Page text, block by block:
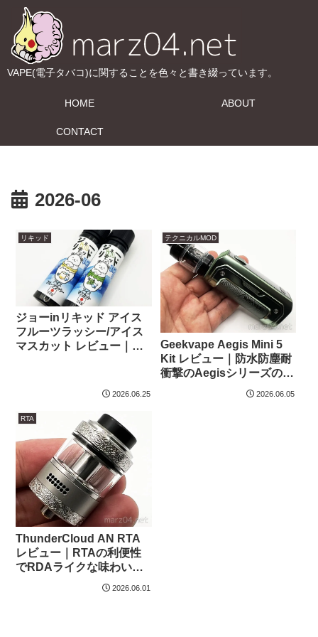
VAPE(電子タバコ)に関することを色々と書き綴っています。
HOME ABOUT
CONTACT
2026-06
リキッド
ジョーinリキッド アイス
フルーツラッシー/アイス
マスカット レビュー｜冷
2026.06.25
テクニカルMOD
Geekvape Aegis Mini 5
Kit レビュー｜防水防塵耐
衝撃のAegisシリーズの末
っ子、IP67性能の内蔵バ
2026.06.05
RTA
ThunderCloud AN RTA
レビュー｜RTAの利便性
でRDAライクな味わい、
デュアル/シングル両対応
2026.06.01